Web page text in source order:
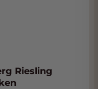
Riesling